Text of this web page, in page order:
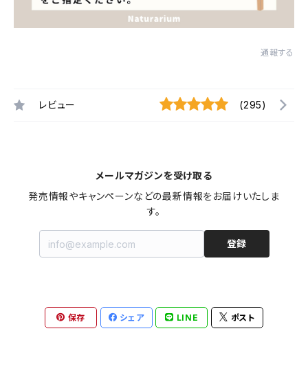
通報する
レビュー (295)
メールマガジンを受け取る
発売情報やキャンペーンなどの最新情報をお届けいたしま
す。
登録
保存 シェア LINE ポスト